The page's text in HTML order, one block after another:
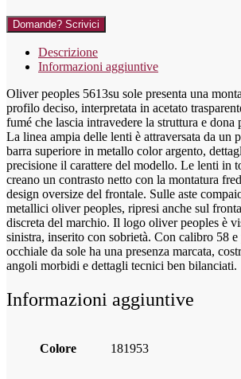
Domande? Scrivici
Descrizione
Informazioni aggiuntive
Oliver peoples 5613su sole presenta una montatura rettangolare dal
profilo deciso, interpretata in acetato
fumé che lascia intravedere la struttura e
La linea ampia delle lenti è attraversata da un
barra superiore in metallo color argento,
precisione il carattere del modello. Le lenti in
creano un contrasto netto con la montatura
design oversize del frontale. Sulle aste
metallici oliver peoples, ripresi anche sul
discreta del marchio. Il logo oliver peoples è
sinistra, inserito con sobrietà. Con calibro 58 e
occhiale da sole ha una presenza marcata,
angoli morbidi e dettagli tecnici ben bilanciati.
Informazioni aggiuntive
Colore 181953